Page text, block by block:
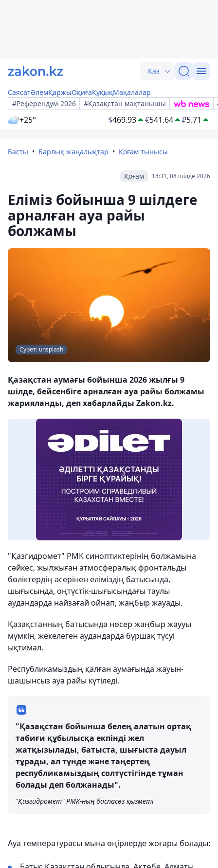
Қаз
СаясатӘлемҚаржыОқиғаҚұқықМақалалар
#Референдум-2026
#Қазақстан мақтанышы
+25° $469.93 €541.64 ₽5.71
Басты Барлық жаңалықтар Қоғам тынысы
18:31, 08 шілде 2026
Қоғам
Еліміз бойынша 9 шілдеге
арналған ауа райы
болжамы
Сурет: unsplash
Қазақстан аумағы бойынша 2026 жылғы 9
шілде, бейсенбіге арналған ауа райы болжамы
жарияланды, деп хабарлайды Zakon.kz.
"Қазгидромет" РМК синоптиктерінің болжамына
сәйкес, жылжыған атмосфералық фронтальды
бөліктердің әсерінен еліміздің батысында,
шығысында, оңтүстік-шығысындағы таулы
аудандарда найзағай ойнап, жаңбыр жауады.
Қазақстанның батысында нөсер жаңбыр жаууы
мүмкін, жекелеген аудандарда бұршақ түсуі
ықтимал.
Республикамыздың қалған аумағында жауын-
шашынсыз ауа райы күтіледі.
"Қазақстан бойынша белең алатын ортақ
табиғи құбылысқа екпінді жел
жатқызылады, батыста, шығыста дауыл
тұрады, ал түнде және таңертең
республикамыздың солтүстігінде тұман
болады деп болжанады".
"Қазгидромет" РМК-ның баспасөз қызметі
Ауа температурасы мына өңірлерде жоғары болады: